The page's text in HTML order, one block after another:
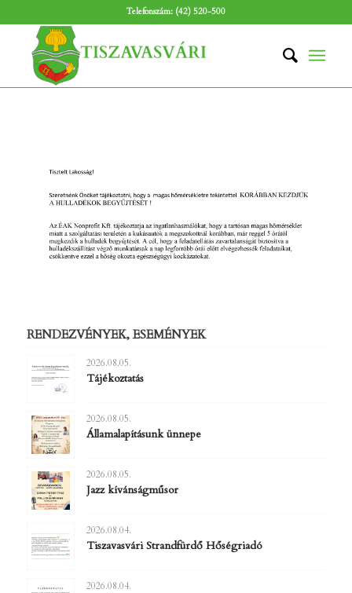
Telefonszám: (42) 520-500
RENDEZVÉNYEK, ESEMÉNYEK
2026.08.05.
Tájékoztatás
2026.08.05.
Államalapításunk ünnepe
2026.08.05.
Jazz kívánságműsor
2026.08.04.
Tiszavasvári Strandfürdő Hőségriadó
2026.08.04.